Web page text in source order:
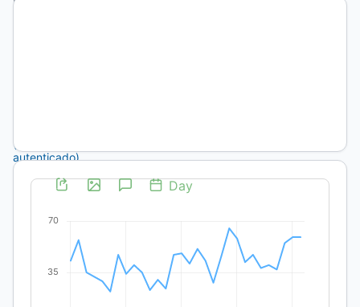
(no
autenticado)
https://doi.org/10.19137/anclajes-